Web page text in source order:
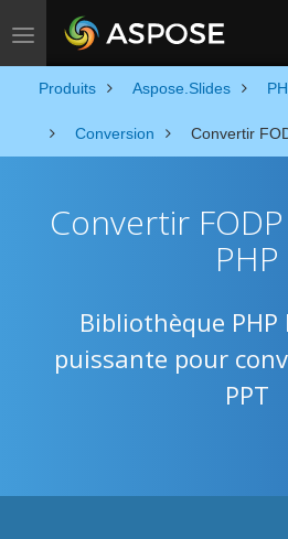
Toggle navigation
Produits Aspose.Slides
Conversion Convertir
Convertir
PHP
Bibliothèque PHP
puissante pour
PPT